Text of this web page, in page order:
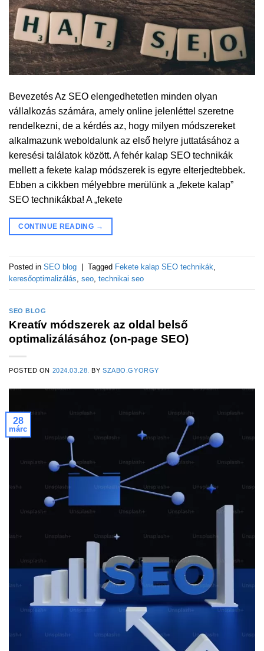
Bevezetés Az SEO elengedhetetlen minden olyan
vállalkozás számára, amely online jelenléttel szeretne
rendelkezni, de a kérdés az, hogy milyen módszereket
alkalmazunk weboldalunk az első helyre juttatásához a
keresési találatok között. A fehér kalap SEO technikák
mellett a fekete kalap módszerek is egyre elterjedtebbek.
Ebben a cikkben mélyebbre merülünk a „fekete kalap”
SEO technikákba! A „fekete
CONTINUE READING →
Posted in SEO blog | Tagged Fekete kalap SEO technikák
keresőoptimalizálás seo technikai seo
SEO BLOG
Kreatív módszerek az oldal belső
optimalizálásához (on-page SEO)
POSTED ON 2024.03.28. BYSZABO.GYORGY
28
márc